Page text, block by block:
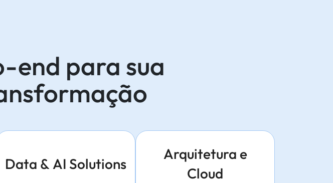
end para sua
Data & AI Solutions
Arquitetura e
Cloud